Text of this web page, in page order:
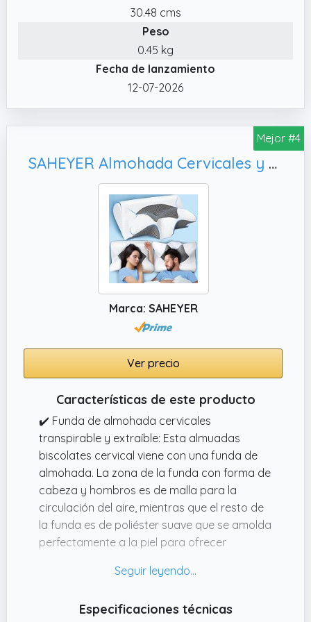
colchón,facilita la digestión evitando el
reflujo y la congestión respiratoria
30.48 cms
Peso
0.45 kg
Fecha de lanzamiento
12-07-2026
Mejor #4
SAHEYER Almohada Cervicales y Cuello, Gris
Marca: SAHEYER
Ver precio
Características de este producto
✔️ Funda de almohada cervicales
transpirable y extraíble: Esta almuadas
biscolates cervical viene con una funda de
almohada. La zona de la funda con forma de
cabeza y hombros es de malla para la
circulación del aire, mientras que el resto de
la funda es de poliéster suave que se amolda
perfectamente a la piel para ofrecer
✔️ Diseño 2 en 1: esta almohada cervical tiene
para una gran variedad de posiciones para
Especificaciones técnicas